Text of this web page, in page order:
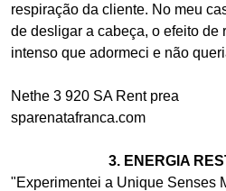
respiração da cliente. No meu
de desligar a cabeça, o efeito de
intenso que adormeci e não
Nethe 3 920 SA Rent prea
sparenatafranca.com
3. ENERGIA
"Experimentei a Unique Senses